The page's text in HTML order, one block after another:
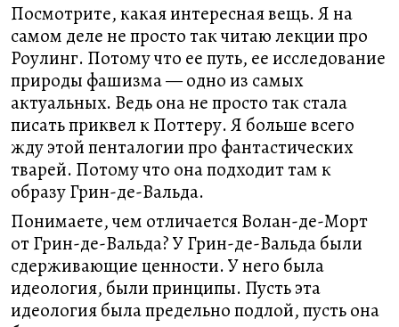
Посмотрите, какая интересная вещь. Я на
самом деле не просто так читаю лекции про
Роулинг. Потому что ее путь, ее исследование
природы фашизма — одно из самых
актуальных. Ведь она не просто так стала
писать приквел к Поттеру. Я больше всего
жду этой пенталогии про фантастических
тварей. Потому что она подходит там к
образу Грин-де-Вальда.
Понимаете, чем отличается Волан-де-Морт
от Грин-де-Вальда? У Грин-де-Вальда были
сдерживающие ценности. У него была
идеология, были принципы. Пусть эта
идеология была предельно подлой, пусть она